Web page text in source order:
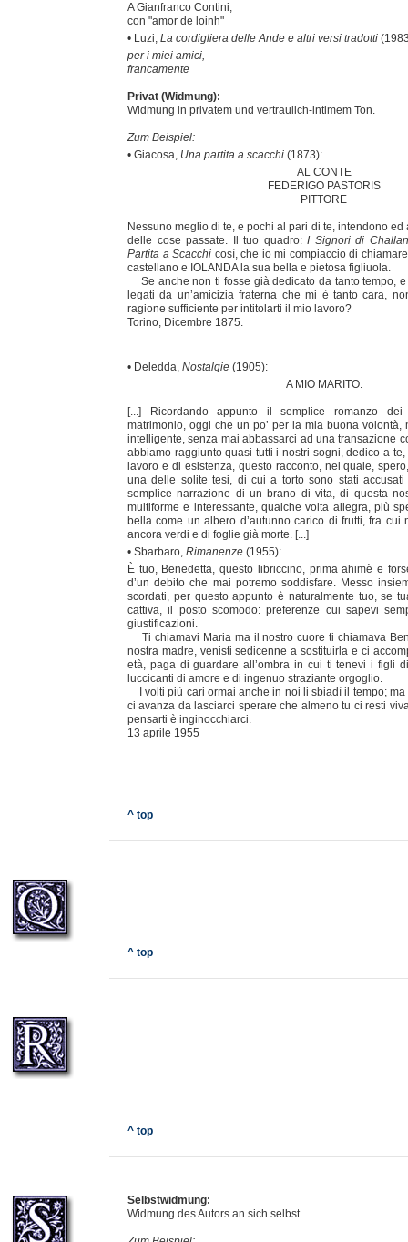
A Gianfranco Contini,
con "amor de loinh"
• Luzi, La cordigliera delle Ande e altri versi tradotti
per i miei amici,
francamente
Privat (Widmung):
Widmung in privatem und vertraulich-intimem Ton.
Zum Beispiel:
• Giacosa, Una partita a scacchi (1873):
AL CONTE
FEDERIGO PASTORIS
PITTORE
Nessuno meglio di te, e pochi al pari di te, intendono
delle cose passate. Il tuo quadro:I Signori di
Partita a Scacchi così, che io mi compiaccio di
castellano e IOLANDA la sua bella e pietosa figliuola.
Se anche non ti fosse già dedicato da tanto tempo,
legati da un’amicizia fraterna che mi è tanto cara,
ragione sufficiente per intitolarti il mio lavoro?
Torino, Dicembre 1875.
• Deledda, Nostalgie (1905):
A MIO MARITO.
[...] Ricordando appunto il semplice romanzo
matrimonio, oggi che un po’ per la mia buona volontà,
intelligente, senza mai abbassarci ad una transazione
abbiamo raggiunto quasi tutti i nostri sogni, dedico a
lavoro e di esistenza, questo racconto, nel quale,
una delle solite tesi, di cui a torto sono stati
semplice narrazione di un brano di vita, di questa
multiforme e interessante, qualche volta allegra, più
bella come un albero d’autunno carico di frutti, fra cui
ancora verdi e di foglie già morte. [...]
• Sbarbaro, Rimanenze (1955):
È tuo, Benedetta, questo libriccino, prima ahimè e
d’un debito che mai potremo soddisfare. Messo
scordati, per questo appunto è naturalmente tuo, se
cattiva, il posto scomodo: preferenze cui sapevi
giustificazioni.
Ti chiamavi Maria ma il nostro cuore ti chiamava
nostra madre, venisti sedicenne a sostituirla e ci
età, paga di guardare all’ombra in cui ti tenevi i figli
luccicanti di amore e di ingenuo straziante orgoglio.
I volti più cari ormai anche in noi li sbiadì il tempo;
ci avanza da lasciarci sperare che almeno tu ci resti
pensarti è inginocchiarci.
13 aprile 1955
^ top
^ top
^ top
Selbstwidmung:
Widmung des Autors an sich selbst.